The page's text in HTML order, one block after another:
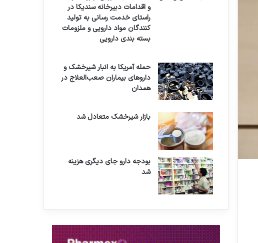
و اقدامات دبیرخانه سندیکا در
راستای خدمت رسانی به تولید
کنندگان مواد دارویی و ملزومات
بسته بندی دارویی
حمله آمریکا به انبار شیرخشک و
داروهای بیماران صعب‌العلاج در
همدان
بازار شیرخشک متعادل شد
بودجه دارو جای دیگری هزینه
شد